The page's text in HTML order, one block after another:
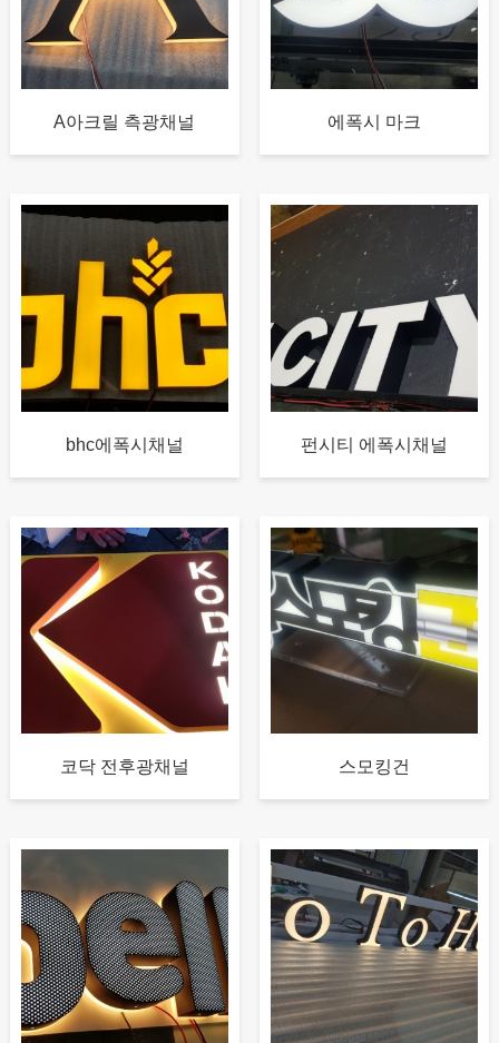
A아크릴 측광채널 에폭시 마크
bhc에폭시채널 펀시티 에폭시채널
코닥 전후광채널 스모킹건